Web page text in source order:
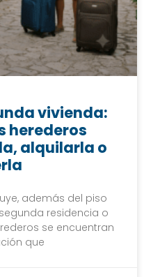
vivienda:
herederos
alquilarla o
además del piso
residencia o
se encuentran
que